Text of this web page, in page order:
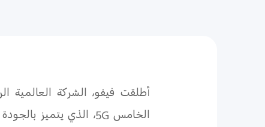
أطلقت فيفو، الشركة العالمية
الخامس 5G، الذي يتميز